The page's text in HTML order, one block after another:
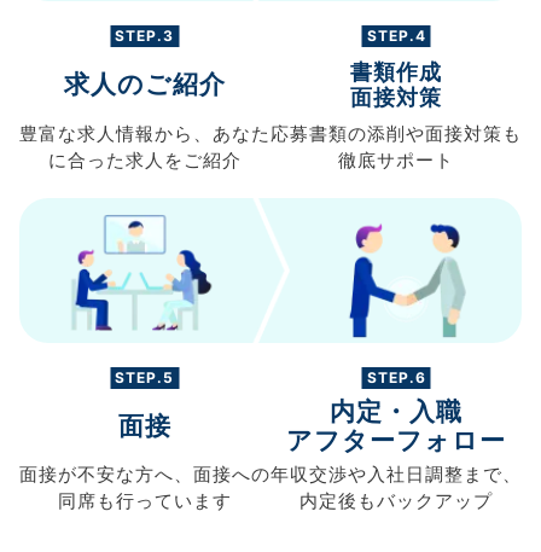
STEP.3
求人のご紹介
豊富な求人情報から、 あなた
に合った求人を ご紹介
STEP.4
書類作成
面接対策
応募書類の添削や面接対策も
徹底サポート
STEP.5
面接
面接が不安な方へ、 面接への
同席も行っています
STEP.6
内定・入職
アフターフォロー
年収交渉や入社日調整まで、
内定後もバックアップ